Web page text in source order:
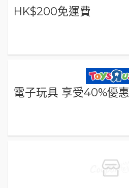
HK$200免運費
電子玩具 享受40%優惠